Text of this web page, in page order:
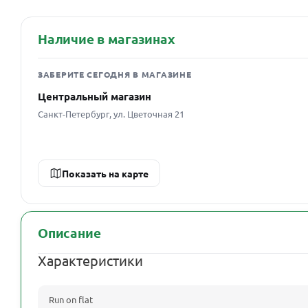
Наличие в магазинах
ЗАБЕРИТЕ СЕГОДНЯ В МАГАЗИНЕ
Центральный магазин
Санкт-Петербург, ул. Цветочная 21
Показать на карте
Описание
Характеристики
Run on flat